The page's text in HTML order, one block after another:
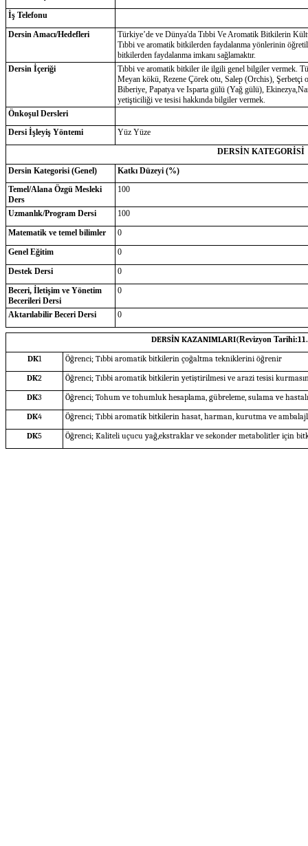
İş Telefonu
Dersin Amacı/Hedefleri
Türkiye’de ve Dünya'da Tıbbi Ve Aromatik Bitkilerin
Tıbbi ve aromatik bitkilerden faydalanma yönlerinin
bitkilerden faydalanma imkanı sağlamaktır.
Dersin İçeriği
Tıbbi ve aromatik bitkiler ile ilgili genel bilgiler vermek.
Meyan kökü, Rezene Çörek otu, Salep (Orchis),
Biberiye, Papatya ve Isparta gülü (Yağ gülü),
yetişticiliği ve tesisi hakkında bilgiler vermek.
Önkoşul Dersleri
Dersi İşleyiş Yöntemi
Yüz Yüze
DERSİN KATEGORİSİ
Dersin Kategorisi (Genel)
Katkı Düzeyi (%)
Temel/Alana Özgü Mesleki
Ders
100
Uzmanlık/Program Dersi
100
Matematik ve temel bilimler
0
Genel Eğitim
0
Destek Dersi
0
Beceri, İletişim ve Yönetim
Becerileri Dersi
0
Aktarılabilir Beceri Dersi 0
DERSİN KAZANIMLARI(Revizyon Tarihi:
DK1
Öğrenci; Tıbbi aromatik bitkilerin çoğaltma tekniklerini öğrenir
DK2
Öğrenci; Tıbbi aromatik bitkilerin yetiştirilmesi ve arazi tesisi
DK3
Öğrenci; Tohum ve tohumluk hesaplama, gübreleme, sulama ve
DK4
Öğrenci; Tıbbi aromatik bitkilerin hasat, harman, kurutma ve
DK5 Öğrenci; Kaliteli uçucu yağ,ekstraklar ve sekonder metabolitler için